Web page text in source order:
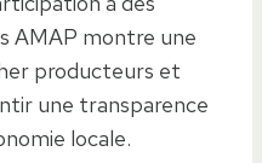
AMAP montre une
producteurs et
une transparence
locale.